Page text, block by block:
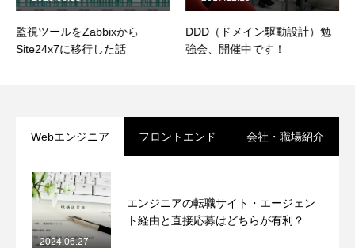
監視ツールをZabbixから
Site24x7に移行した話
DDD（ドメイン駆動設計）勉
強会、開催中です！
Webエンジニア フロントエンド 会社・職場紹介
エンジニアの転職サイト・エージェン
ト経由と直接応募はどちらが有利？
2024.06.27